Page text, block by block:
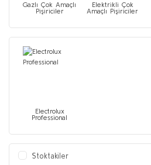
Gazlı Çok Amaçlı
Pişiriciler
Elektrikli Çok
Amaçlı Pişiriciler
Electrolux
Professional
Stoktakiler